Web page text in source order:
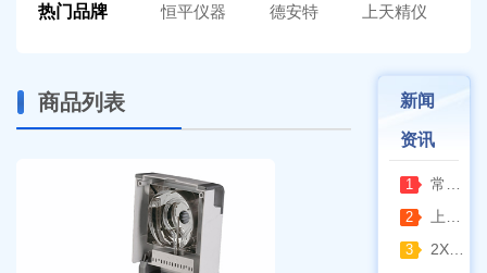
热门品牌 恒平仪器 德安特 上天精仪
商品列表 新闻
资讯
1 常熟雪科实验室制冰机日常保养要点
2 上海梅颖浦：深耕混匀设备 赋能科研实验稳定开展
3 2XZ-2/4旋片真空泵完整清洗拆装流程（临海永昊真空泵实操指南）